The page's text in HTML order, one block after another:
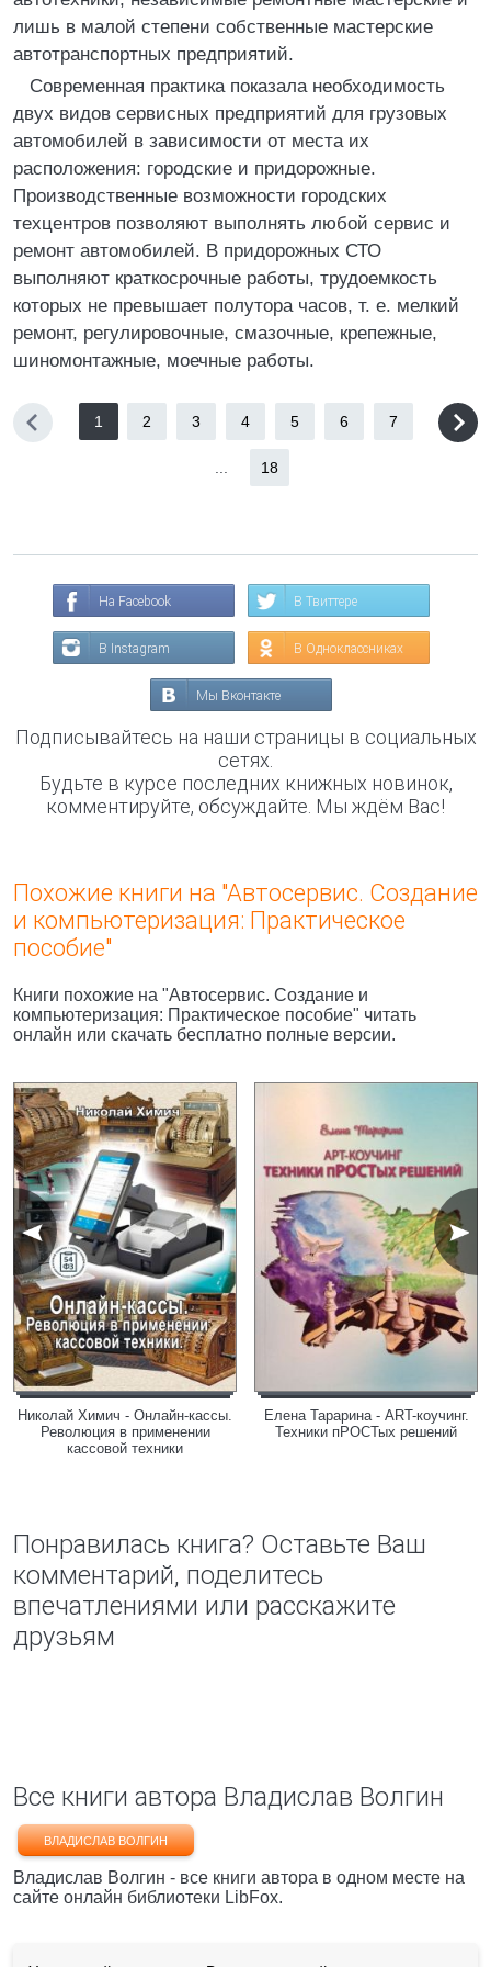
лишь в малой степени собственные мастерские
автотранспортных предприятий.
Современная практика показала необходимость
двух видов сервисных предприятий для грузовых
автомобилей в зависимости от места их
расположения: городские и придорожные.
Производственные возможности городских
техцентров позволяют выполнять любой сервис и
ремонт автомобилей. В придорожных СТО
выполняют краткосрочные работы, трудоемкость
которых не превышает полутора часов, т. е. мелкий
ремонт, регулировочные, смазочные, крепежные,
шиномонтажные, моечные работы.
1 2 3 4 5 6 7
18
На Facebook В Твиттере
В Instagram В Одноклассниках
Мы Вконтакте
Подписывайтесь на наши страницы в социальных
сетях.
Будьте в курсе последних книжных новинок,
комментируйте, обсуждайте. Мы ждём Вас!
Похожие книги на "Автосервис. Создание
и компьютеризация: Практическое
пособие"
Книги похожие на "Автосервис. Создание и
компьютеризация: Практическое пособие" читать
онлайн или скачать бесплатно полные версии.
Николай Химич - Онлайн-кассы.
Революция в применении
кассовой техники
Елена Тарарина - ART-коучинг.
Техники пРОСТых решений
Понравилась книга? Оставьте Ваш
комментарий, поделитесь
впечатлениями или расскажите
друзьям
Все книги автора Владислав Волгин
ВЛАДИСЛАВ ВОЛГИН
Владислав Волгин - все книги автора в одном месте на
сайте онлайн библиотеки LibFox.